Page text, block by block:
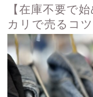
【在庫不要で
カリで売るコ